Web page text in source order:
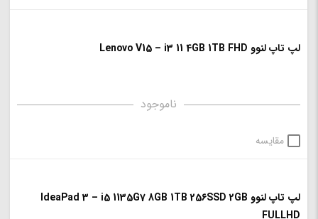
لپ تاپ لنوو Lenovo V15 – i3 11 4GB 1TB FHD
ناموجود
مقایسه
لپ تاپ لنوو IdeaPad 3 – i5 1135G7 8GB 1TB 256SSD 2GB
FULLHD